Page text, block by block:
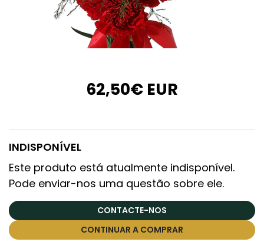
62,50€ EUR
INDISPONÍVEL
Este produto está atualmente indisponível.
Pode enviar-nos uma questão sobre ele.
CONTACTE-NOS
CONTINUAR A COMPRAR